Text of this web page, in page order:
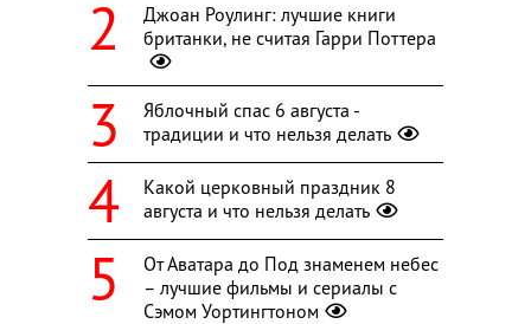
Джоан Роулинг: лучшие книги
британки, не считая Гарри Поттера
Яблочный спас 6 августа -
традиции и что нельзя делать
Какой церковный праздник 8
августа и что нельзя делать
От Аватара до Под знаменем небес
– лучшие фильмы и сериалы с
Сэмом Уортингтоном